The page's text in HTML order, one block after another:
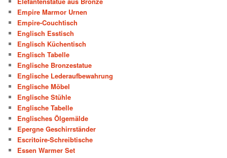
Empire Marmor Urnen
Empire-Couchtisch
Englisch Esstisch
Englisch Küchentisch
Englisch Tabelle
Englische Bronzestatue
Englische Lederaufbewahrung
Englische Möbel
Englische Stühle
Englische Tabelle
Englisches Ölgemälde
Epergne Geschirrständer
Escritoire-Schreibtische
Essen Warmer Set